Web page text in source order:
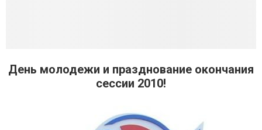
День молодежи и празднование окончания
сессии 2010!